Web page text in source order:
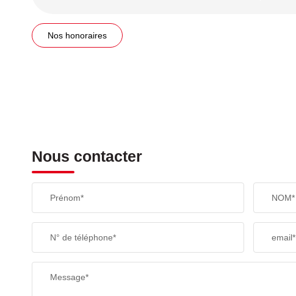
Nos honoraires
Nous contacter
Prénom* NOM*
N° de téléphone* email*
Message*